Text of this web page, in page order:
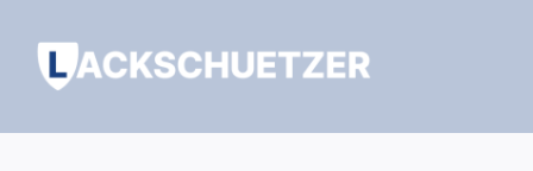
Inhalt
springen